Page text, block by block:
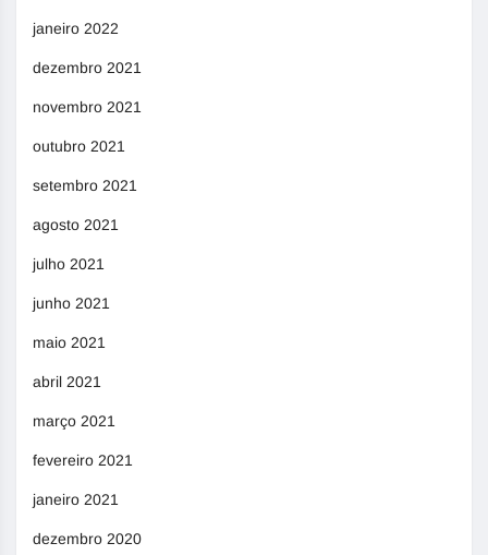
janeiro 2022
dezembro 2021
novembro 2021
outubro 2021
setembro 2021
agosto 2021
julho 2021
junho 2021
maio 2021
abril 2021
março 2021
fevereiro 2021
janeiro 2021
dezembro 2020